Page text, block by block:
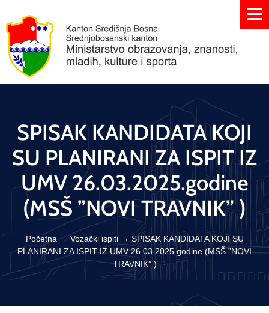
SPISAK KANDIDATA KOJI
SU PLANIRANI ZA ISPIT IZ
UMV 26.03.2025.godine
(MSŠ ”NOVI TRAVNIK” )
Početna→Vozački ispiti→ SPISAK KANDIDATA KOJI SU
PLANIRANI ZA ISPIT IZ UMV 26.03.2025.godine (MSŠ ”NOVI
TRAVNIK” )